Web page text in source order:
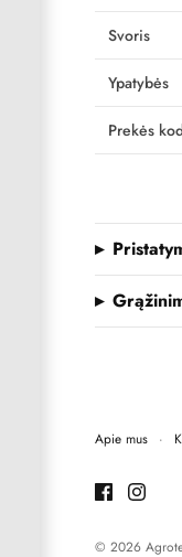
Svoris
Ypatybės
Prekės
Apie mus ·
© 2026